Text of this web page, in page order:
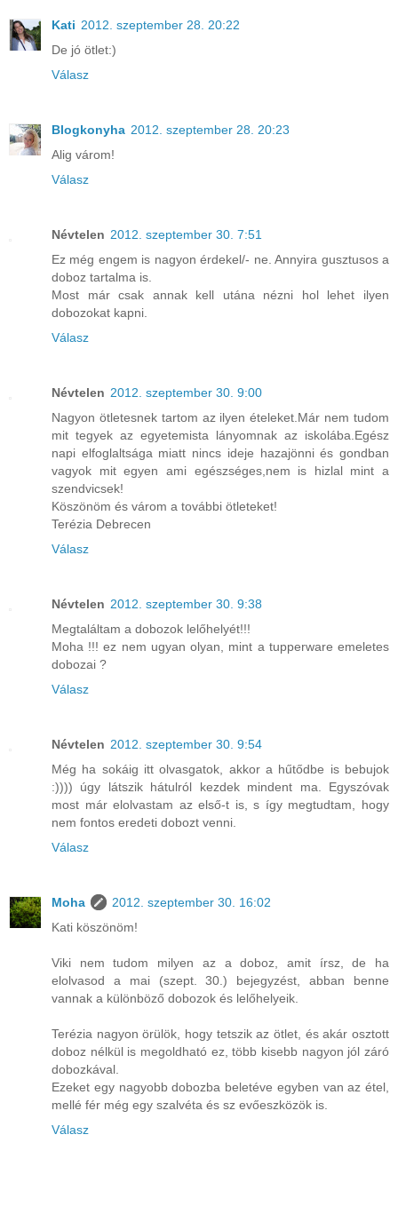
Kati 2012. szeptember 28. 20:22
De jó ötlet:)
Válasz
Blogkonyha 2012. szeptember 28. 20:23
Alig várom!
Válasz
Névtelen 2012. szeptember 30. 7:51
Ez még engem is nagyon érdekel/- ne. Annyira gusztusos a
doboz tartalma is.
Most már csak annak kell utána nézni hol lehet ilyen
dobozokat kapni.
Válasz
Névtelen 2012. szeptember 30. 9:00
Nagyon ötletesnek tartom az ilyen ételeket.Már nem tudom
mit tegyek az egyetemista lányomnak az iskolába.Egész
napi elfoglaltsága miatt nincs ideje hazajönni és gondban
vagyok mit egyen ami egészséges,nem is hizlal mint a
szendvicsek!
Köszönöm és várom a további ötleteket!
Terézia Debrecen
Válasz
Névtelen 2012. szeptember 30. 9:38
Megtaláltam a dobozok lelőhelyét!!!
Moha !!! ez nem ugyan olyan, mint a tupperware emeletes
dobozai ?
Válasz
Névtelen 2012. szeptember 30. 9:54
Még ha sokáig itt olvasgatok, akkor a hűtődbe is bebujok
:)))) úgy látszik hátulról kezdek mindent ma. Egyszóvak
most már elolvastam az első-t is, s így megtudtam, hogy
nem fontos eredeti dobozt venni.
Válasz
Moha
2012. szeptember 30. 16:02
Kati köszönöm!
Viki nem tudom milyen az a doboz, amit írsz, de ha
elolvasod a mai (szept. 30.) bejegyzést, abban benne
vannak a különböző dobozok és lelőhelyeik.
Terézia nagyon örülök, hogy tetszik az ötlet, és akár osztott
doboz nélkül is megoldható ez, több kisebb nagyon jól záró
dobozkával.
Ezeket egy nagyobb dobozba beletéve egyben van az étel,
mellé fér még egy szalvéta és sz evőeszközök is.
Válasz